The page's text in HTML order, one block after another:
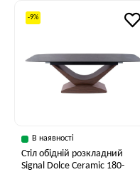
-9%
В наявності
Стіл обідній розкладний
Signal Dolce Ceramic 180-